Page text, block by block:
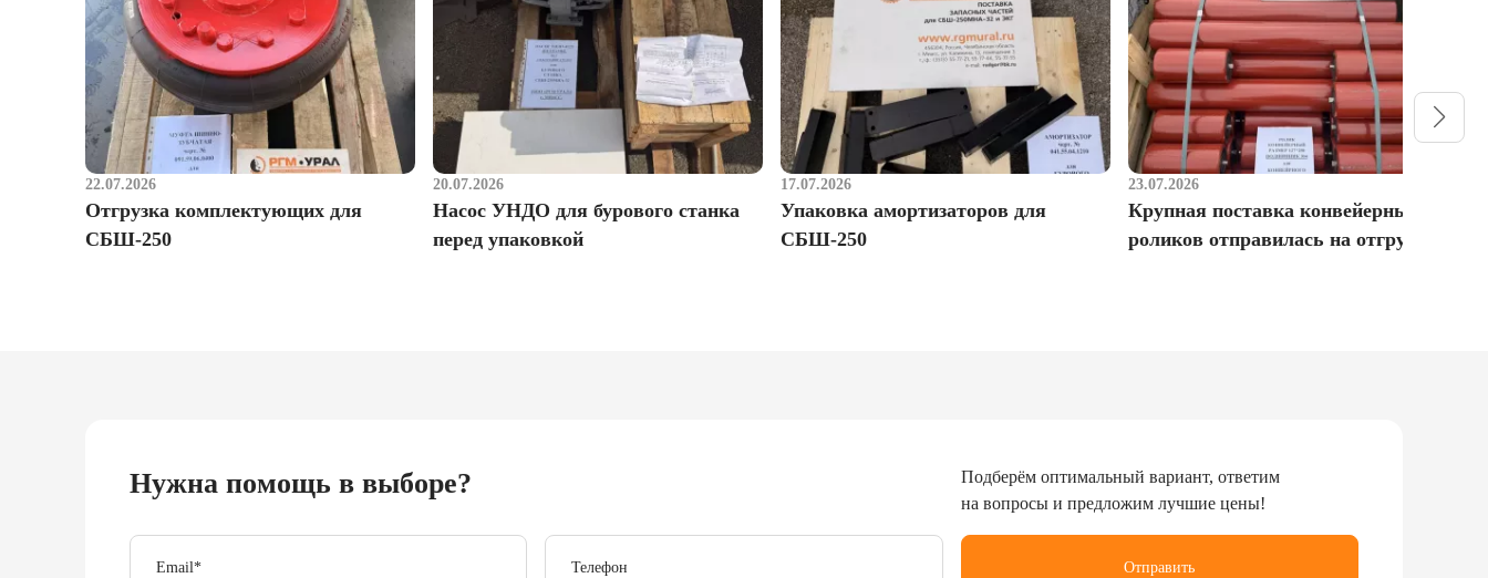
22.07.2026
Отгрузка комплектующих для
СБШ-250
20.07.2026
Насос УНДО для бурового станка
перед упаковкой
17.07.2026
Упаковка амортизаторов для
СБШ-250
23.07.2026
Крупная поставка конвейерных
роликов отправилась на отгрузку
Нужна помощь в выборе?
Email* Телефон Отправить
Подберём оптимальный вариант, ответим
на вопросы и предложим лучшие цены!